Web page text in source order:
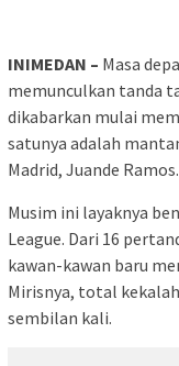
INIMEDAN – Masa
memunculkan tanda
dikabarkan mulai
satunya adalah
Madrid, Juande Ramos.
Musim ini layaknya
League. Dari 16
kawan-kawan baru
Mirisnya, total
sembilan kali.